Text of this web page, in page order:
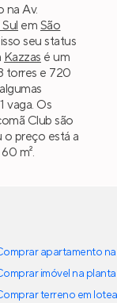
na Av.
em São
seu status
Kazzas é um
torres e 720
vaga. Os
Club são
o preço está a
m².
apartamento
imóvel na planta
terreno em